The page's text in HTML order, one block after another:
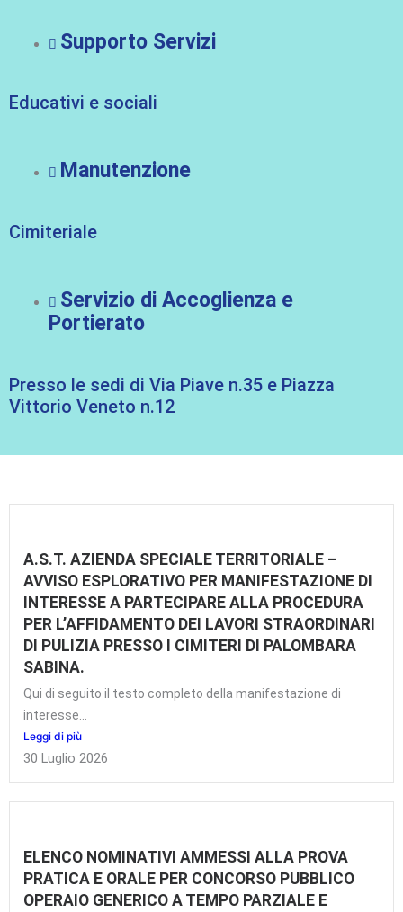
Supporto Servizi
Educativi e sociali
Manutenzione
Cimiteriale
Servizio di Accoglienza e
Portierato
Presso le sedi di Via Piave n.35 e Piazza
Vittorio Veneto n.12
A.S.T. AZIENDA SPECIALE TERRITORIALE –
AVVISO ESPLORATIVO PER MANIFESTAZIONE DI
INTERESSE A PARTECIPARE ALLA PROCEDURA
PER L’AFFIDAMENTO DEI LAVORI STRAORDINARI
DI PULIZIA PRESSO I CIMITERI DI PALOMBARA
SABINA.
Qui di seguito il testo completo della manifestazione di
interesse...
Leggi di più
30 Luglio 2026
ELENCO NOMINATIVI AMMESSI ALLA PROVA
PRATICA E ORALE PER CONCORSO PUBBLICO
OPERAIO GENERICO A TEMPO PARZIALE E